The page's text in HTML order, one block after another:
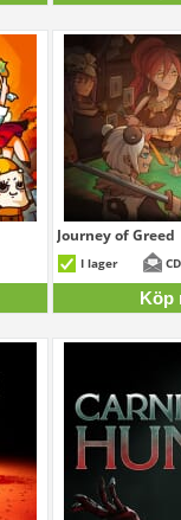
Journey of Greed
I lager
Köp